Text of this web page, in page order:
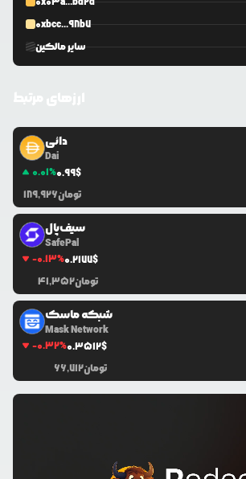
0xbcc...98b7
سایر مالکین
دائی
Dai
0.01%0.99$
189,926تومان
سیف‌پال
SafePal
-0.13%0.2177$
41,352تومان
شبکه ماسک
Mask Network
-0.32%0.3512$
66,712تومان